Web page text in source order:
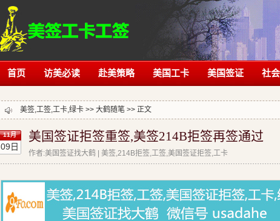
首页 访美必读 赴美策略 美国工卡 美国签证 社
美签,工签,工卡,绿卡 >> 大鹤随笔 >> 正文
11月
09日
美国签证拒签重签,美签214B拒签再签通过
作者:美国签证找大鹤 | 美签,214B拒签,工签,美国签证拒签,工卡